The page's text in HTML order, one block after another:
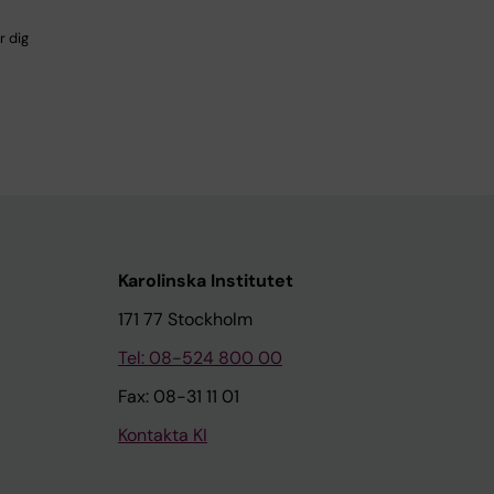
dig
Karolinska Institutet
171 77 Stockholm
Tel: 08-524 800 00
Fax: 08-31 11 01
Kontakta KI